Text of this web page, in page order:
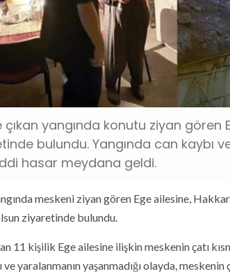
yangında konutu ziyan gören
bulundu. Yangında can kaybı
hasar meydana geldi.
meskeni ziyan gören Ege ailesine,
ziyaretinde bulundu.
11 kişilik Ege ailesine ilişkin meskenin çatı
yaralanmanın yaşanmadığı olayda, meskenin